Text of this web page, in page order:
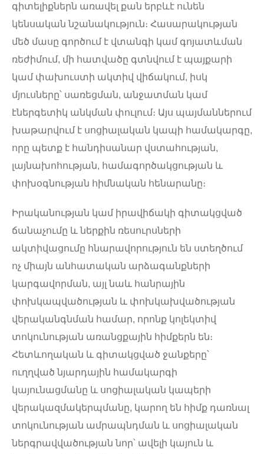
գիտելիքներն առավել քան երբևէ ունեն
կենսական նշանակություն։ Հասարակության
մեծ մասը գործում է վտանգի կամ գոյատևման
ռեժիմում, մի հատվածը գտնվում է պայքարի
կամ փախուստի ակտիվ վիճակում, իսկ
մյուսները՝ սառեցման, անջատման կամ
էներգետիկ անկման փուլում։ Այս պայմաններում
խաթարվում է սոցիալական կապի համակարգը,
որը պետք է հանդիսանար վստահության,
լայնախոհության, համագործակցության և
փոխօգնության հիմնական հենարանը։
Իրականության կամ իրավիճակի գիտակցված
ճանաչումը և ներքին ռեսուրսների
ակտիվացումը հնարավորություն են ստեղծում
ոչ միայն անհատական արձագանքների
կարգավորման, այլ նաև հանրային
փոխկապվածության և փոխկախվածության
վերականգնման համար, որոնք կոլեկտիվ
տոկունության առանցքային հիմքերն են։
Հետևողական և գիտակցված ջանքերը՝
ուղղված նյարդային համակարգի
կայունացմանը և սոցիալական կապերի
վերակազմակերպմանը, կարող են հիմք դառնալ
տոկունության ամրապնդման և սոցիալական
ներգրավվածության նոր՝ ավելի կայուն և